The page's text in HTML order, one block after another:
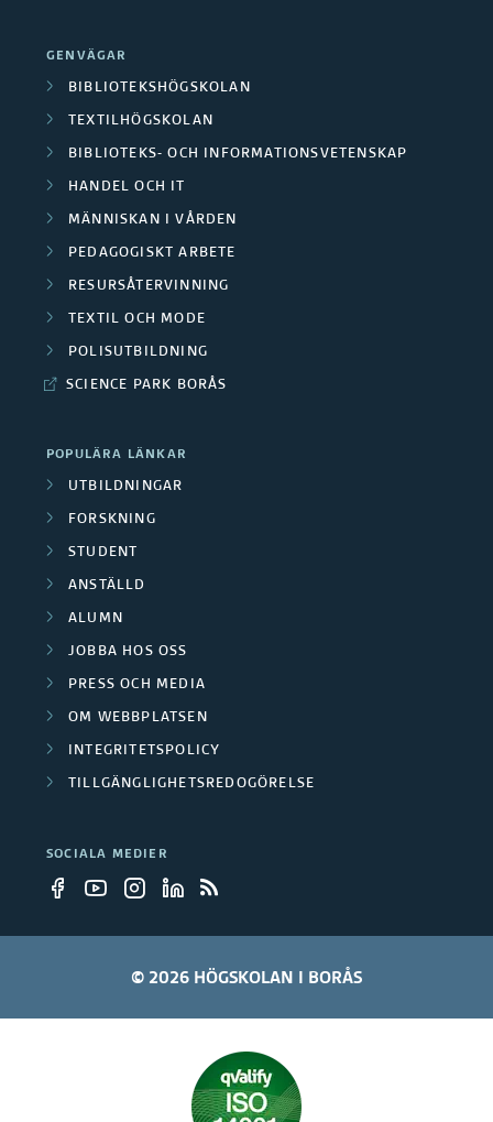
GENVÄGAR
BIBLIOTEKSHÖGSKOLAN
TEXTILHÖGSKOLAN
BIBLIOTEKS- OCH INFORMATIONSVETENSKAP
HANDEL OCH IT
MÄNNISKAN I VÅRDEN
PEDAGOGISKT ARBETE
RESURSÅTERVINNING
TEXTIL OCH MODE
POLISUTBILDNING
SCIENCE PARK BORÅS
POPULÄRA LÄNKAR
UTBILDNINGAR
FORSKNING
STUDENT
ANSTÄLLD
ALUMN
JOBBA HOS OSS
PRESS OCH MEDIA
OM WEBBPLATSEN
INTEGRITETSPOLICY
TILLGÄNGLIGHETSREDOGÖRELSE
SOCIALA MEDIER
© 2026 HÖGSKOLAN I BORÅS